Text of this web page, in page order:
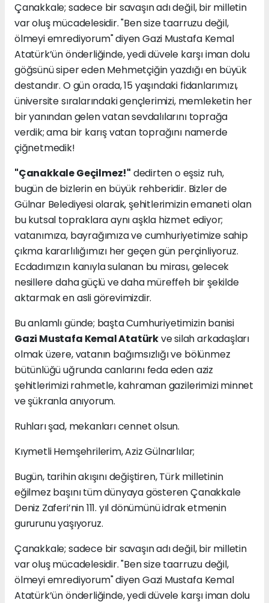
Çanakkale; sadece bir savaşın adı değil, bir milletin
var oluş mücadelesidir. "Ben size taarruzu değil,
ölmeyi emrediyorum" diyen Gazi Mustafa Kemal
Atatürk’ün önderliğinde, yedi düvele karşı iman dolu
göğsünü siper eden Mehmetçiğin yazdığı en büyük
destandır. O gün orada, 15 yaşındaki fidanlarımızı,
üniversite sıralarındaki gençlerimizi, memleketin her
bir yanından gelen vatan sevdalılarını toprağa
verdik; ama bir karış vatan toprağını namerde
çiğnetmedik!
"Çanakkale Geçilmez!" dedirten o eşsiz ruh,
bugün de bizlerin en büyük rehberidir. Bizler de
Gülnar Belediyesi olarak, şehitlerimizin emaneti olan
bu kutsal topraklara aynı aşkla hizmet ediyor;
vatanımıza, bayrağımıza ve cumhuriyetimize sahip
çıkma kararlılığımızı her geçen gün perçinliyoruz.
Ecdadımızın kanıyla sulanan bu mirası, gelecek
nesillere daha güçlü ve daha müreffeh bir şekilde
aktarmak en asli görevimizdir.
Bu anlamlı günde; başta Cumhuriyetimizin banisi
Gazi Mustafa Kemal Atatürkve silah arkadaşları
olmak üzere, vatanın bağımsızlığı ve bölünmez
bütünlüğü uğrunda canlarını feda eden aziz
şehitlerimizi rahmetle, kahraman gazilerimizi minnet
ve şükranla anıyorum.
Ruhları şad, mekanları cennet olsun.
Kıymetli Hemşehrilerim, Aziz Gülnarlılar;
Bugün, tarihin akışını değiştiren, Türk milletinin
eğilmez başını tüm dünyaya gösteren Çanakkale
Deniz Zaferi’nin 111. yıl dönümünü idrak etmenin
gururunu yaşıyoruz.
Çanakkale; sadece bir savaşın adı değil, bir milletin
var oluş mücadelesidir. "Ben size taarruzu değil,
ölmeyi emrediyorum" diyen Gazi Mustafa Kemal
Atatürk’ün önderliğinde, yedi düvele karşı iman dolu